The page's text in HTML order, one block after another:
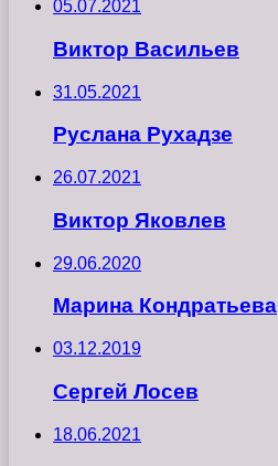
05.07.2021
Виктор Васильев
31.05.2021
Руслана Рухадзе
26.07.2021
Виктор Яковлев
29.06.2020
Марина Кондратьева
03.12.2019
Сергей Лосев
18.06.2021